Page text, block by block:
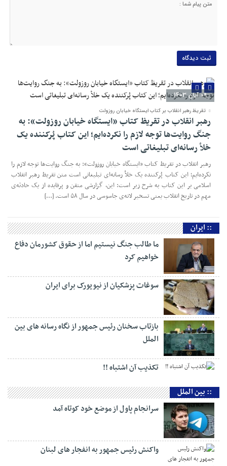
09 آبان 1403
تقریظ رهبر انقلاب بر کتاب ایستگاه خیابان روزولت
رهبر انقلاب در تقریظ کتاب «ایستگاه خیابان روزولت»: به
جنگ روایت‌ها توجه لازم را نکرده‌ایم؛ این کتاب پُرکننده‌ یک
خلأ رسانه‌ای تبلیغاتی است
رهبر انقلاب در تقریظ کتاب «ایستگاه خیابان روزولت»: به جنگ روایت‌ها توجه لازم را
نکرده‌ایم؛ این کتاب پُرکننده‌ یک خلأ رسانه‌ای تبلیغاتی است متن تقریظ رهبر انقلاب
اسلامی بر این کتاب به شرح زیر است: این، گزارشی متقن و پرفایده از یک حادثه‌ی
مهم در تاریخ انقلاب یعنی تسخیر لانه‌ی جاسوسی در سال ۵۸ است. […]
:: ایران
ما طالب جنگ نیستیم اما از حقوق کشورمان دفاع
خواهیم کرد
سوغات پزشکیان از نیویورک برای ایران
بازتاب سخنان رئیس جمهور از نگاه رسانه های بین
الملل
تکذیب آن اشتباه !!
:: بین الملل
سرانجام پاول از موضع خود کوتاه آمد
واکنش رئیس جمهور به انفجار های لبنان